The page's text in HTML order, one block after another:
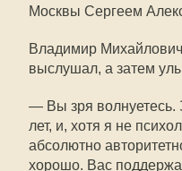
Москвы Сергеем
Владимир
выслушал, а затем
— Вы зря волнуетесь.
лет, и, хотя я не
абсолютно
хорошо. Вас